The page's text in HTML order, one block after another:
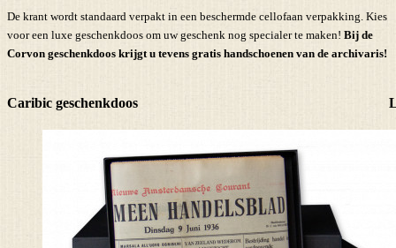
De krant wordt standaard verpakt in een beschermde cellofaan verpakking. Kies
voor een luxe geschenkdoos om uw geschenk nog specialer te maken! Bij de
Corvon geschenkdoos krijgt u tevens gratis handschoenen van de archivaris!
Caribic geschenkdoos